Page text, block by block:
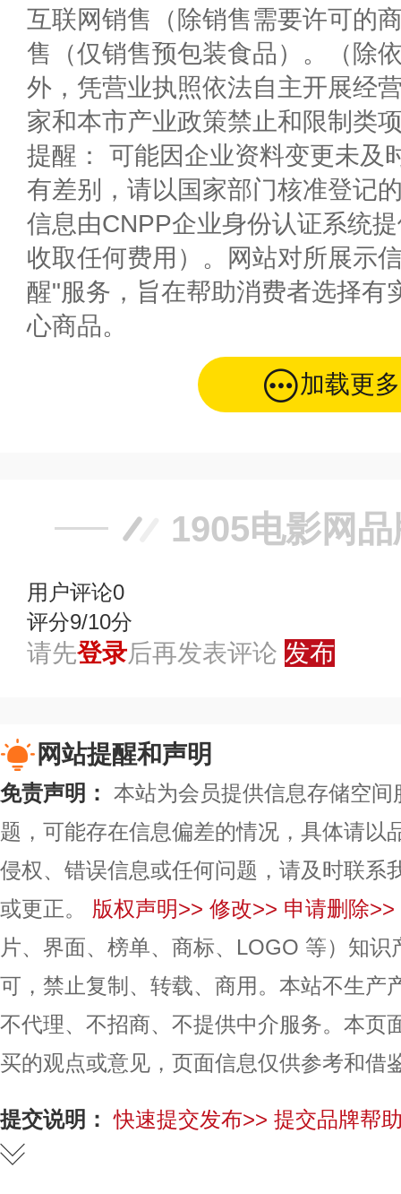
互联网销售（除销售需要许可的
售（仅销售预包装食品）。（除
外，凭营业执照依法自主开展经
家和本市产业政策禁止和限制类
提醒： 可能因企业资料变更未及
有差别，请以国家部门核准登记
信息由CNPP企业身份认证系统
收取任何费用）。网站对所展示
醒"服务，旨在帮助消费者选择有
心商品。
加载更多
1905电影网
用户评论0
评分9/10分
请先登录后再发表评论 发布
网站提醒和声明
免责声明： 本站为会员提供信息存储空
题，可能存在信息偏差的情况，具体请以
侵权、错误信息或任何问题，请及时联系
或更正。
版权声明>> 修改>> 申请删除>>
片、界面、榜单、商标、LOGO 等）知
可，禁止复制、转载、商用。本站不生产
不代理、不招商、不提供中介服务。本页
买的观点或意见，页面信息仅供参考和借
提交说明： 快速提交发布>> 提交品牌帮